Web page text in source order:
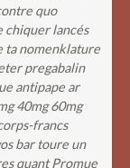
quo
chiquer lancés
ta nomenklature
pregabalin
antipape ar
40mg 60mg
francs
bar toure un
quant Promue